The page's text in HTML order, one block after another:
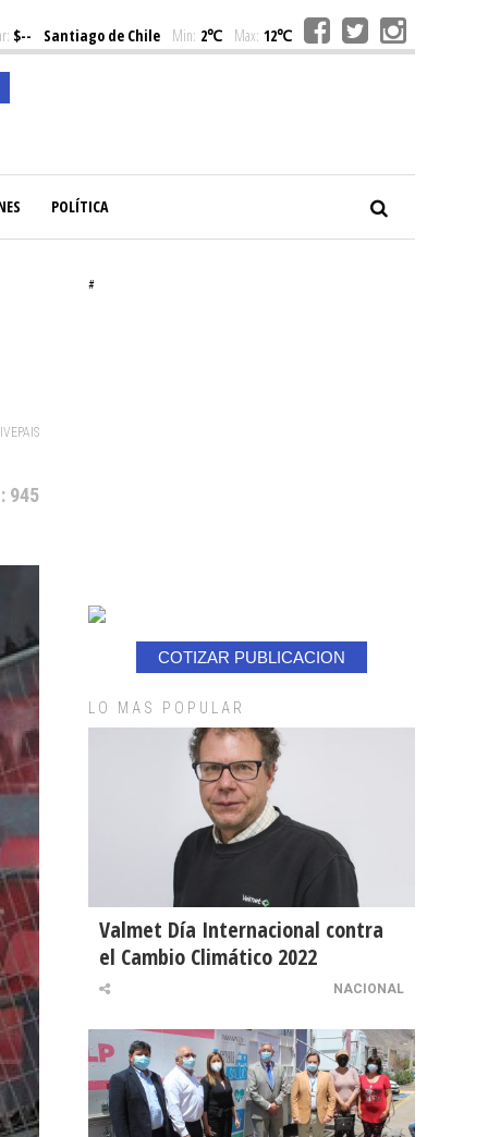
$-- Santiago de Chile Min: 2℃ Max: 12℃
POLÍTICA
945
#
COTIZAR PUBLICACION
LO MAS POPULAR
Valmet Día Internacional contra
el Cambio Climático 2022
NACIONAL